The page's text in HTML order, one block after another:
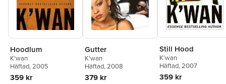
Hoodlum
K'wan
Häftad, 2005
359 kr
Gutter
K'wan
Häftad, 2008
379 kr
Still Hood
K'wan
Häftad, 2007
359 kr